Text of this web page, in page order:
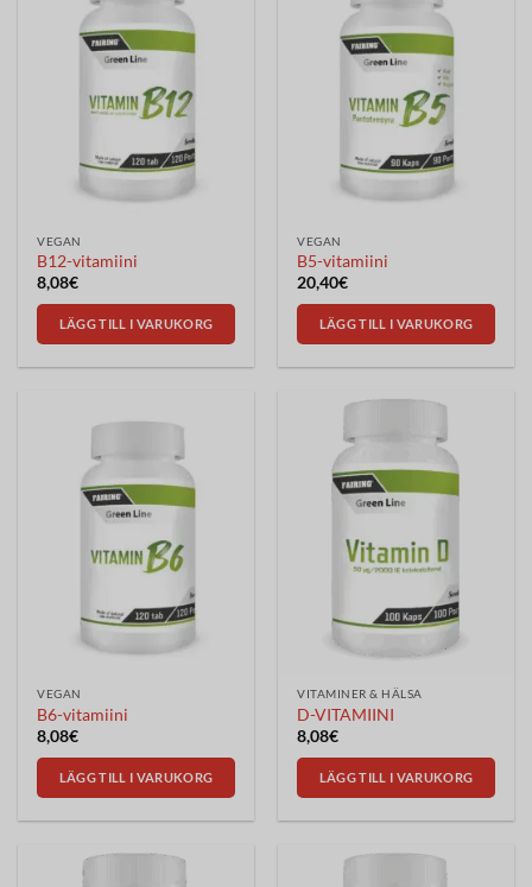
varianter.
alternativen
produktsidan
VEGAN
B12-vitamiini
8,08€
LÄGG TILL I VARUKORG
VEGAN
B5-vitamiini
20,40€
LÄGG TILL I VARUKORG
VEGAN
B6-vitamiini
8,08€
LÄGG TILL I VARUKORG
VITAMINER & HÄLSA
D-VITAMIINI
8,08€
LÄGG TILL I VARUKORG